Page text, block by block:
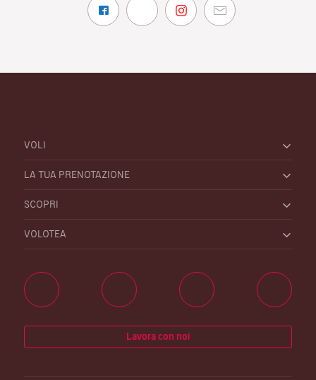
VOLI
LA TUA PRENOTAZIONE
SCOPRI
VOLOTEA
Lavora con noi